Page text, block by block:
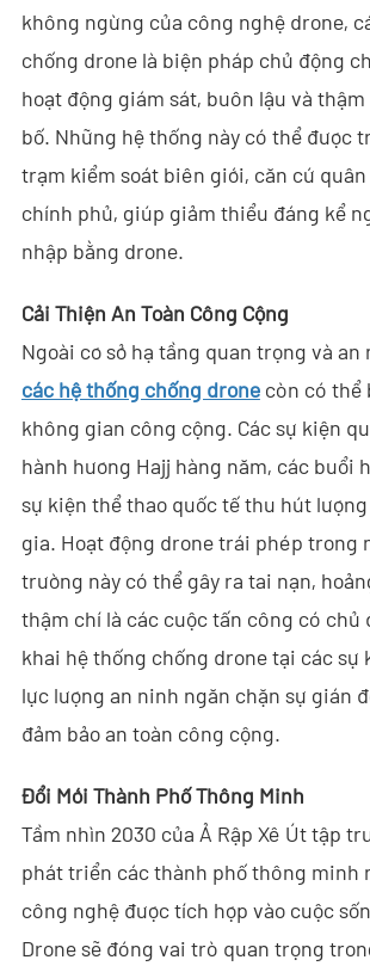
- Tin tức công ty
- Blog
- Video
- Tải Xuống
Hỗ trợ
- Sample Promotion Program
Về Chúng Tôi
Liên Hệ
Reseller
- EN
không ngừng của công nghệ drone,
chống drone là biện pháp chủ động
hoạt động giám sát, buôn lậu và
bố. Những hệ thống này có thể được
trạm kiểm soát biên giới, căn cứ quân
chính phủ, giúp giảm thiểu đáng kể
nhập bằng drone.
Cải Thiện An Toàn Công Cộng
Ngoài cơ sở hạ tầng quan trọng và an
các hệ thống chống dronecòn có thể
không gian công cộng. Các sự kiện
hành hương Hajj hàng năm, các buổi
sự kiện thể thao quốc tế thu hút
gia. Hoạt động drone trái phép trong
trường này có thể gây ra tai nạn,
thậm chí là các cuộc tấn công có chủ
khai hệ thống chống drone tại các sự
lực lượng an ninh ngăn chặn sự gián
đảm bảo an toàn công cộng.
Đổi Mới Thành Phố Thông Minh
Tầm nhìn 2030 của Ả Rập Xê Út tập
phát triển các thành phố thông minh
công nghệ được tích hợp vào cuộc
Drone sẽ đóng vai trò quan trọng